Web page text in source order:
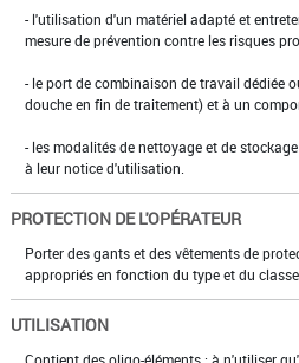
- l'utilisation d'un matériel adapté et
mesure de prévention contre les risques
- le port de combinaison de travail dédiée
douche en fin de traitement) et à un
- les modalités de nettoyage et de
à leur notice d'utilisation.
PROTECTION DE L'OPÉRATEUR
Porter des gants et des vêtements de
appropriés en fonction du type et du
UTILISATION